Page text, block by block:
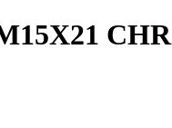
CHR